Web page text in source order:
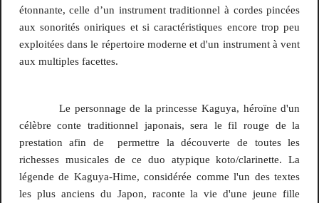
étonnante, celle d’un instrument traditionnel à cordes pincées
aux sonorités oniriques et si caractéristiques encore trop peu
exploitées dans le répertoire moderne et d'un instrument à vent
aux multiples facettes.
Le personnage de la princesse Kaguya, héroïne d'un
célèbre conte traditionnel japonais, sera le fil rouge de la
prestation afin de permettre la découverte de toutes les
richesses musicales de ce duo atypique koto/clarinette. La
légende de Kaguya-Hime, considérée comme l'un des textes
les plus anciens du Japon, raconte la vie d'une jeune fille